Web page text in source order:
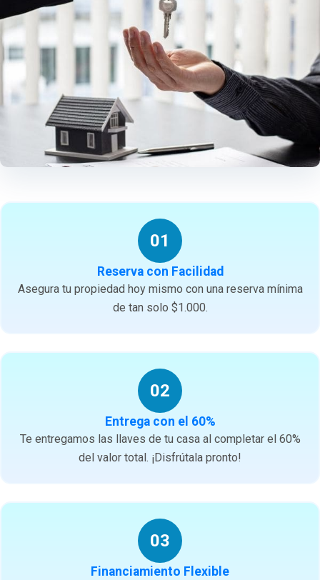
01
Reserva con Facilidad
Asegura tu propiedad hoy mismo con una reserva mínima
de tan solo $1.000.
02
Entrega con el 60%
Te entregamos las llaves de tu casa al completar el 60%
del valor total. ¡Disfrútala pronto!
03
Financiamiento Flexible